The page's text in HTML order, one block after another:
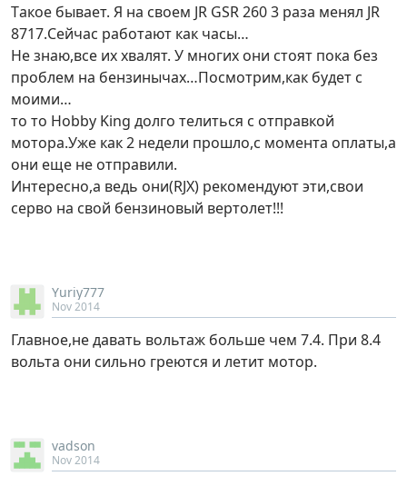
Tакое бывает. Я на своем JR GSR 260 3 раза менял JR
8717.Сейчас работают как часы…
Не знаю,все их хвалят. У многих они стоят пока без
проблем на бензинычах…Посмотрим,как будет с
моими…
то то Hobby King долго телиться с отправкой
мотора.Уже как 2 недели прошло,с момента оплаты,а
они еще не отправили.
Интересно,а ведь они(RJX) рекомендуют эти,свои
серво на свой бензиновый вертолет!!!
Yuriy777
Nov 2014
Главное,не давать вольтаж больше чем 7.4. При 8.4
вольта они сильно греются и летит мотор.
vadson
Nov 2014